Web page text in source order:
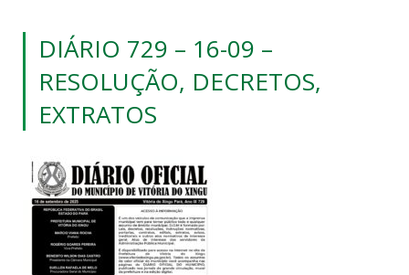
DIÁRIO 729 – 16-09 –
RESOLUÇÃO, DECRETOS,
EXTRATOS